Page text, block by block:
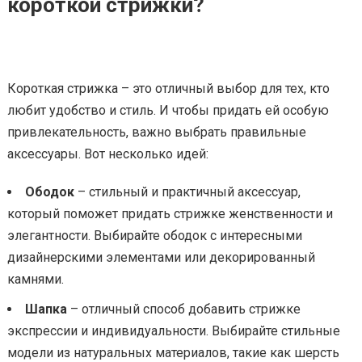
короткой стрижки?
Короткая стрижка – это отличный выбор для тех, кто
любит удобство и стиль. И чтобы придать ей особую
привлекательность, важно выбрать правильные
аксессуары. Вот несколько идей:
Ободок– стильный и практичный аксессуар,
который поможет придать стрижке женственности и
элегантности. Выбирайте ободок с интересными
дизайнерскими элементами или декорированный
камнями.
Шапка– отличный способ добавить стрижке
экспрессии и индивидуальности. Выбирайте стильные
модели из натуральных материалов, такие как шерсть